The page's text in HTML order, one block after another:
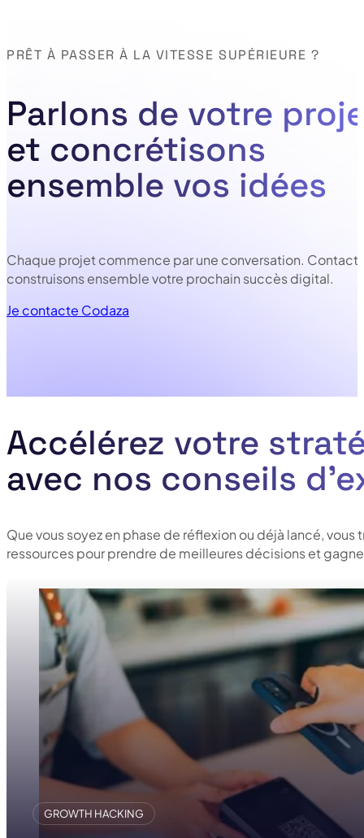
Parlons de votre
et concrétisons
ensemble vos idées
PRÊT À PASSER À LA VITESSE SUPÉRIEURE ?
Chaque projet commence par une conversation.
construisons ensemble votre prochain succès digital.
Je contacte Codaza
Accélérez votre
avec nos conseils
Que vous soyez en phase de réflexion ou déjà lancé, vous
ressources pour prendre de meilleures décisions et
GROWTH HACKING